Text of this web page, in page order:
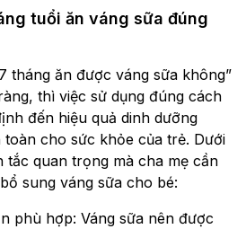
tuổi ăn váng sữa đúng
tháng ăn được váng sữa không”
thì việc sử dụng đúng cách
đến hiệu quả dinh dưỡng
cho sức khỏe của trẻ. Dưới
tắc quan trọng mà cha mẹ cần
sung váng sữa cho bé:
phù hợp: Váng sữa nên được